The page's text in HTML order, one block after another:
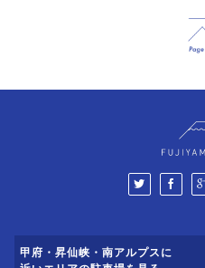
甲府・昇仙峡・南アルプスに